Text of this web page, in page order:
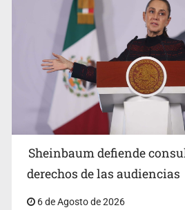
Sheinbaum anuncia refuerzo de
Michoacán para reactivar
Sheinbaum defiende
derechos de las audiencias
6 de Agosto de 2026